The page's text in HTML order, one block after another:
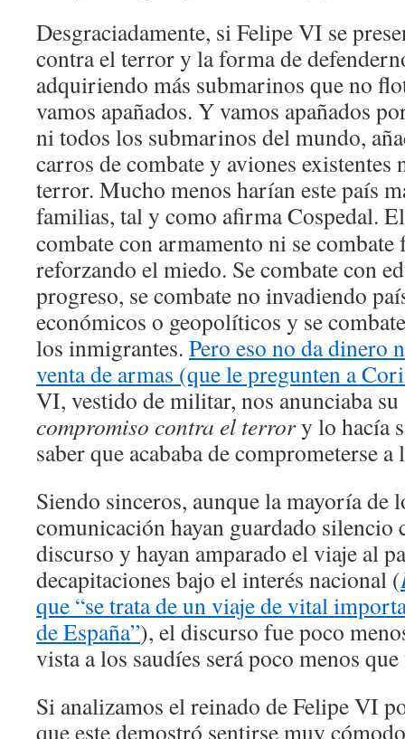
Desgraciadamente, si Felipe VI se
contra el terror y la forma de
adquiriendo más submarinos que no
vamos apañados. Y vamos apañados
ni todos los submarinos del mundo,
carros de combate y aviones existentes
terror. Mucho menos harían este país
familias, tal y como afirma Cospedal.
combate con armamento ni se
reforzando el miedo. Se combate con
progreso, se combate no invadiendo
económicos o geopolíticos y se
los inmigrantes. Pero eso no da dinero
venta de armas (que le pregunten a
VI, vestido de militar, nos anunciaba su
compromiso contra el terrory lo hacía
saber que acababa de comprometerse
Siendo sinceros, aunque la mayoría de
comunicación hayan guardado silencio
discurso y hayan amparado el viaje al
decapitaciones bajo el interés nacional (
que “se trata de un viaje de vital
de España”), el discurso fue poco
vista a los saudíes será poco menos
Si analizamos el reinado de Felipe VI
que este demostró sentirse muy